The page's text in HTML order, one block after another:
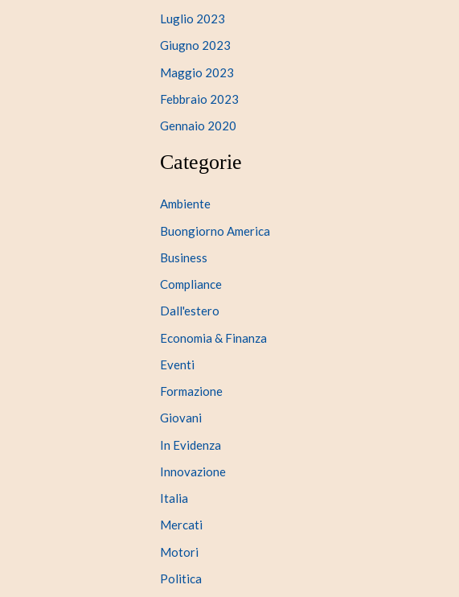
Luglio 2023
Giugno 2023
Maggio 2023
Febbraio 2023
Gennaio 2020
Categorie
Ambiente
Buongiorno America
Business
Compliance
Dall'estero
Economia & Finanza
Eventi
Formazione
Giovani
In Evidenza
Innovazione
Italia
Mercati
Motori
Politica